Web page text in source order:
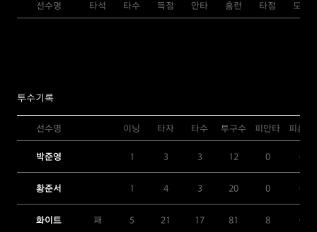
선수명 타석 타수 득점 안타 홈런 타점 도루
투수기록
선수명 이닝 타자 타수 투구수 피안타 피홈런
박준영 1 3 3 12 0 0
황준서 1 4 3 20 0 0
화이트 패 5 21 17 81 8 0